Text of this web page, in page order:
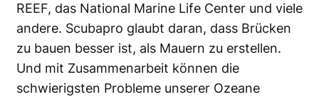
REEF, das National Marine Life Center und viele
andere. Scubapro glaubt daran, dass Brücken
zu bauen besser ist, als Mauern zu erstellen.
Und mit Zusammenarbeit können die
schwierigsten Probleme unserer Ozeane